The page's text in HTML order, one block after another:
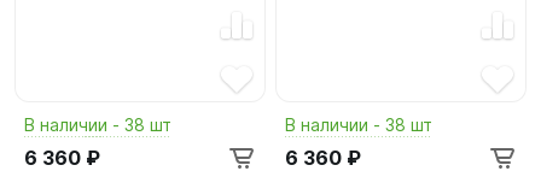
В наличии - 38 шт
6 360 ₽
В наличии - 38 шт
6 360 ₽